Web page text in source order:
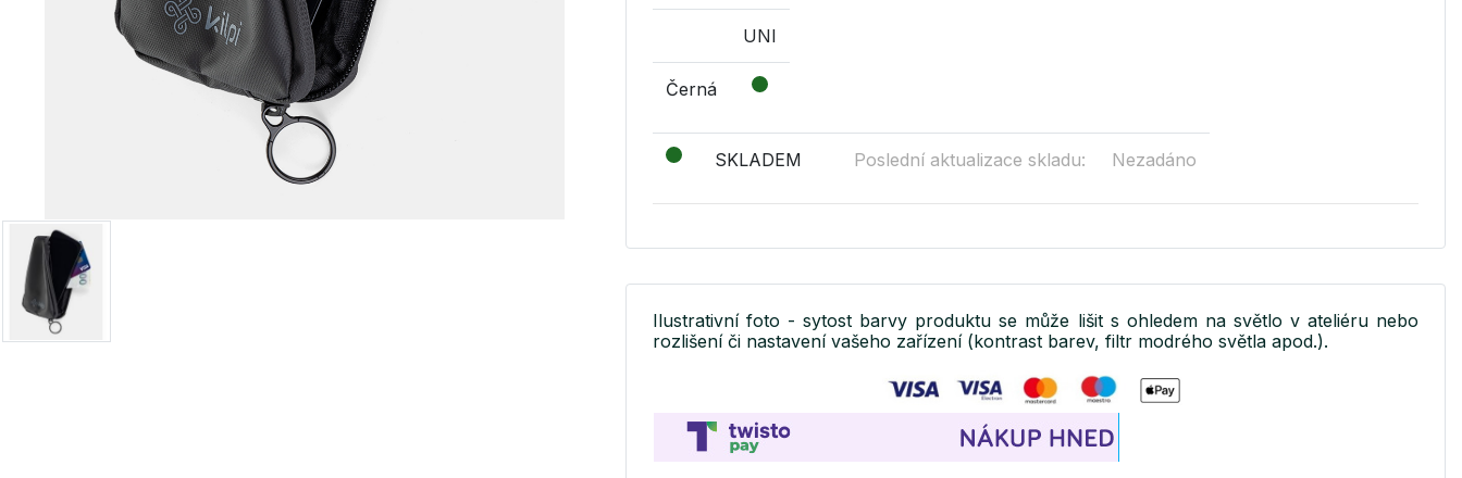
UNI
Černá
SKLADEM Poslední aktualizace skladu: Nezadáno
Ilustrativní foto - sytost barvy produktu se může lišit s ohledem na světlo v ateliéru nebo
rozlišení či nastavení vašeho zařízení (kontrast barev, filtr modrého světla apod.).